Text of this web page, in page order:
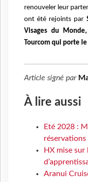
renouveler leur
ont été rejoints par
Visages du
Tourcom qui porte
Article signé par
À lire aussi
Eté 2028 :
réservations
HX mise sur
Aranui